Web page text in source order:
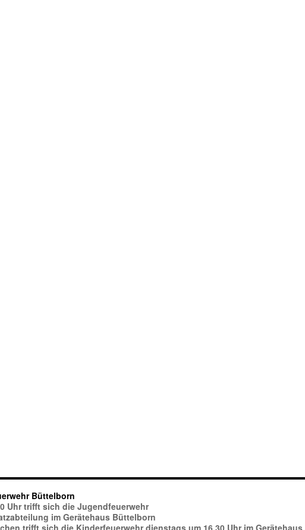
Büttelborn
Uhr trifft sich die Jugendfeuerwehr
im Gerätehaus Büttelborn
trifft sich die Kinderfeuerwehr dienstags um 16.30 Uhr im Gerätehaus.